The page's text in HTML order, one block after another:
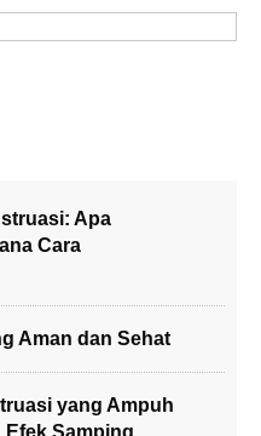
Apa
Cara
Aman dan Sehat
yang Ampuh
Efek Samping